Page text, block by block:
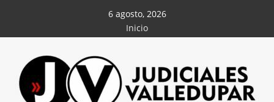
contenido
6 agosto, 2026
Inicio